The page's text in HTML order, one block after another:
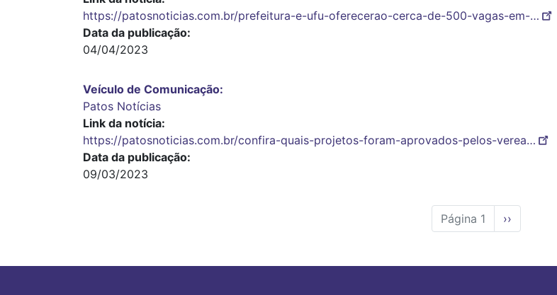
https://patosnoticias.com.br/prefeitura-e-ufu-oferecerao-cerca-de-500-vagas-em-…
Data da publicação
04/04/2023
Veículo de Comunicação
Patos Notícias
Link da notícia
https://patosnoticias.com.br/confira-quais-projetos-foram-aprovados-pelos-verea…
Data da publicação
09/03/2023
Página 1
Próxima
página
››